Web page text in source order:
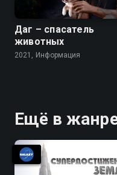
Даг – спасатель
животных
2021, Информация
Ещё в